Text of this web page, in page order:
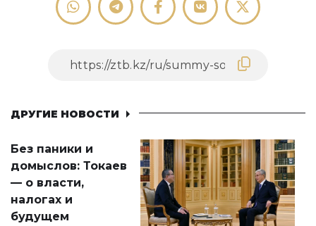
ДРУГИЕ НОВОСТИ
Без паники и
домыслов: Токаев
— о власти,
налогах и
будущем